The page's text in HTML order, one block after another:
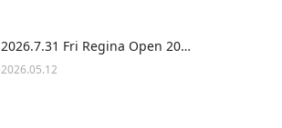
2026.7.31 Fri Regina Open 20…
2026.05.12